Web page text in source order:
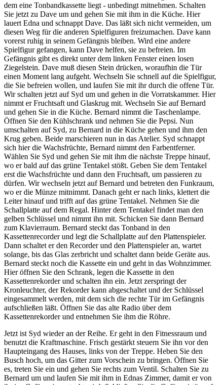
dem eine Tonbandkassette liegt - unbedingt mitnehmen. Schalten
Sie jetzt zu Dave um und gehen Sie mit ihm in die Küche. Hier
lauert Edna und schnappt Dave. Das läßt sich nicht vermeiden, um
diesen Weg für die anderen Spielfiguren freizumachen. Dave kann
vorerst ruhig in seinem Gefängnis bleiben. Wird eine andere
Spielfigur gefangen, kann Dave helfen, sie zu befreien. Im
Gefängnis gibt es direkt unter dem linken Fenster einen losen
Ziegelstein. Dave muß diesen Stein drücken, woraufhin die Tür
einen Moment lang aufgeht. Wechseln Sie schnell auf die Spielfigur,
die Sie befreien wollen, und laufen Sie mit ihr durch die offene Tür.
Wir schalten jetzt auf Syd um und gehen in die Vorratskammer. Hier
nimmt er Fruchtsaft und Glaskrug mit. Wechseln Sie auf Bernard
und gehen Sie in die Küche. Bernard nimmt die Taschenlampe.
Öffnen Sie den Kühlschrank und nehmen Sie die Pepsi. Nun
umschalten auf Syd, zu Bernard in die Küche gehen und ihm den
Krug geben. Beide marschieren nun in das Atelier. Syd schnappt
sich hier die Wachsfrüchte, Bernard nimmt den Farbentferner.
Wählen Sie Syd und gehen Sie mit ihm die nächste Treppe hinauf,
wo er bald auf das grüne Tentakel stößt. Geben Sie dem Tentakel
erst die Wachsfrüchte und dann den Fruchtsaft, um passieren zu
dürfen. Wir wechseln jetzt auf Bernard und betreten den Funkraum,
wo er die Münze mitnimmt. Danach geht er nach links, klettert die
Leiter hinauf und trifft auf das grüne Tentakel. Nehmen Sie die
Schallplatte auf dem Regal. Hinter dem Tentakel findet man den
gelben Schlüssel und nimmt ihn mit. Schicken Sie dann Bernard
zum Klavierraum. Bernard steckt das Tonband in den
Kassettenrecorder und legt die Schallplatte auf den Plattenspieler.
Dann schaltet er den Recorder und den Plattenspieler an, wartet
solange, bis das Glas zerbricht und schaltet dann beide Geräte aus.
Bernard steckt noch die Kassette ein und geht in das Wohnzimmer.
Hier öffnen Sie den Schrank, legen die Kassette in den
Kassettenrekorder und schalten ihn ein. Jetzt zerspringt der
Kronleuchter, der Rekorder kann abgeschaltet und der Schlüssel
eingesammelt werden, mit dem sich die rechte Tür im Gefängnis
aufschließen läßt. Öffnen Sie das alte Radio über dem
Kassettenrekorder und entnehmen Sie ihm die Röhre.
Jetzt ist Syd wieder an der Reihe. Er geht in den Fitnessraum und
benutzt die Kraftmaschine. Frisch gestärkt steuern Sie ihn vor den
Haupteingang des Hauses, links von der Treppe. Heben Sie den
Busch hoch, um das Gitter zum Vorschein zu bringen. Öffnen Sie
es, treten Sie ein und gehen Sie rechts zum Ventil. Schalten Sie zu
Bernard um und laufen Sie mit ihm in Ednas Zimmer, damit er von